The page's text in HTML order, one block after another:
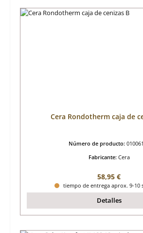
Cera Rondotherm caja de
Número de producto:
Fabricante: Cera
Precio normal:
58,95 €
tiempo de entrega aprox. 9-10
Detalles